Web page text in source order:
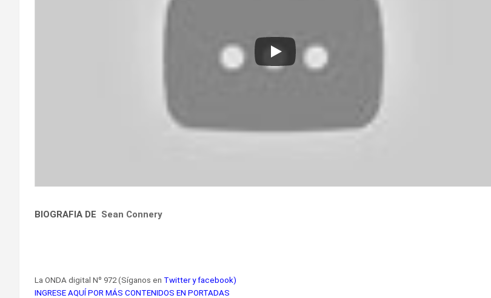
BIOGRAFIA DE Sean Connery
La ONDA digital Nº 972 (Síganos en Twitteryfacebook)
INGRESE AQUÍ POR MÁS CONTENIDOS EN PORTADAS